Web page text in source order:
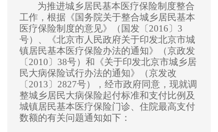
为推进城乡居民基本医疗保险制度整合
工作， 根据《国务院关于整合城乡居民基本
医疗保险制 度的意见》（国发〔2016〕3
号）、《北京市人民政府关于印发北京市城
镇居民基本医疗保险办法的通知》（京政发
〔2010〕38号）和《关于印发北京市城乡居
民大病保险试行办法的通知》（京发改
〔2013〕2827号），经市政府同意，现就调
整城乡居民大病保险起付标准和支付比例及
城镇居民基本医疗保险门诊、住院最高支付
数额的有关问题通知如下：